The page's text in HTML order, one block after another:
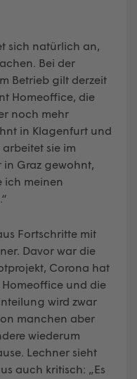
sich natürlich an,
Bei der
Betrieb gilt derzeit
Homeoffice, die
noch mehr
in Klagenfurt und
sie im
Graz gewohnt,
ich meinen
Fortschritte mit
Davor war die
Corona hat
und die
wird zwar
manchen aber
wiederum
Lechner sieht
auch kritisch: „Es